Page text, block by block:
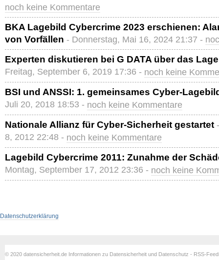
noch keine Kommentare
BKA Lagebild Cybercrime 2023 erschienen:
von Vorfällen - Donnerstag, Mai 16, 2024 21:37 -
Experten diskutieren bei G DATA über das
Freitag, September 6, 2019 17:36 - noch keine
BSI und ANSSI: 1. gemeinsames Cyber-
Juli 20, 2018 18:53 - noch keine Kommentare
Nationale Allianz für Cyber-Sicherheit gestartet
8, 2012 22:48 - noch keine Kommentare
Lagebild Cybercrime 2011: Zunahme der
Montag, September 17, 2012 23:36 - noch keine
Datenschutzerklärung
© 2020 datensicherheit.de Informationen zu Datensicherheit und Datenschutz - RSS-